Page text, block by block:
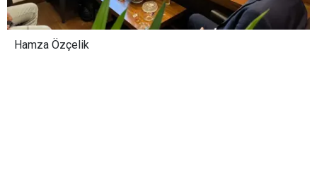
Hamza Özçelik